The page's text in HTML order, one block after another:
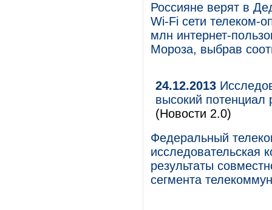
Россияне верят в
Wi-Fi сети телеком-
млн интернет-
Мороза, выбрав
24.12.2013
высокий потенциал
(Новости 2.0)
Федеральный
исследовательская
результаты
сегмента